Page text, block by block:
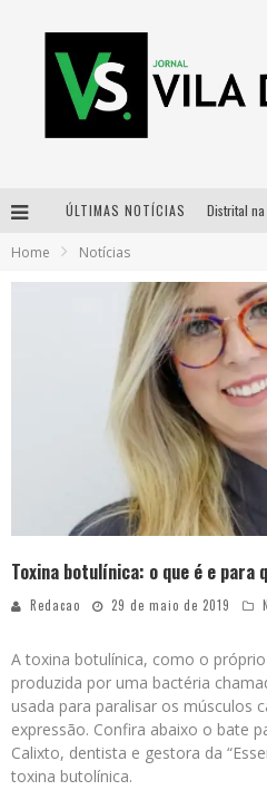
ÚLTIMAS NOTÍCIAS
Home Notícias
Toxina botulínica: o que é e para
Redacao 29 de maio de 2019
A toxina botulínica, como o
produzida por uma bactéria
usada para paralisar os músculos
expressão. Confira abaixo o bate
Calixto, dentista e gestora da
toxina butolínica.